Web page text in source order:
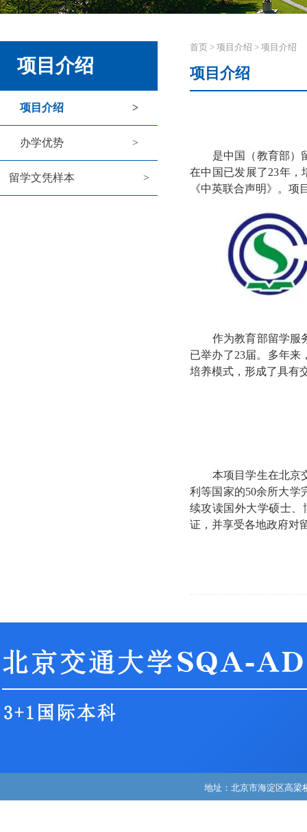
项目介绍
项目介绍 >
办学优势 >
留学文凭样本 >
首页 > 项目介绍 > 项目介绍
项目介绍
是中国（教育部）
在中国已发展了23年，
《中英联合声明》。
作为教育部留学服
已举办了23届。多年来
培养模式，形成了具有
本项目学生在北京
利等国家的50余所大学
续攻读国外大学硕士
证，并享受各地政府对
地址：北京市海淀区高